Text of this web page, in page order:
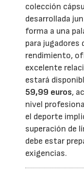
colección
desarrollada
forma a una
para jugadores
rendimiento,
excelente
estará
59,99 euros,
nivel
el deporte
superación de
debe estar
exigencias.